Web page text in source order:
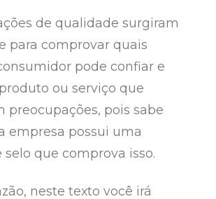
de qualidade surgiram
para comprovar quais
pode confiar e
ou serviço que
preocupações, pois sabe
empresa possui uma
selo que comprova isso.
neste texto você irá